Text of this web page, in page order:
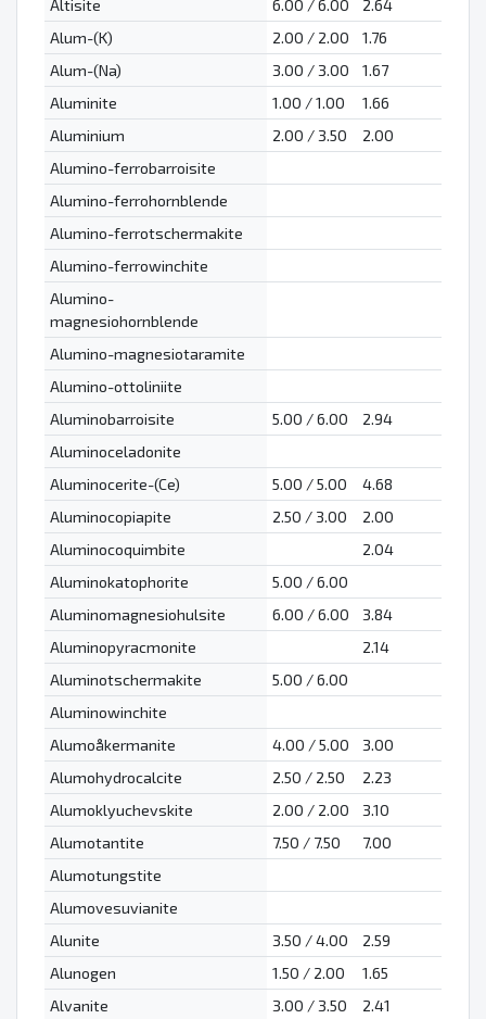
Altisite 6.00 / 6.00
2.64
Alum-(K)
2.00 / 2.00
1.76
Alum-(Na)
3.00 / 3.00
1.67
Aluminite
1.00 / 1.00
1.66
Aluminium
2.00 / 3.50
2.00
Alumino-ferrobarroisite
Alumino-ferrohornblende
Alumino-ferrotschermakite
Alumino-ferrowinchite
Alumino-
magnesiohornblende
Alumino-magnesiotaramite
Alumino-ottoliniite
Aluminobarroisite
5.00 / 6.00
2.94
Aluminoceladonite
Aluminocerite-(Ce)
5.00 / 5.00
4.68
Aluminocopiapite
2.50 / 3.00
2.00
Aluminocoquimbite
2.04
Aluminokatophorite
5.00 / 6.00
Aluminomagnesiohulsite
6.00 / 6.00
3.84
Aluminopyracmonite
2.14
Aluminotschermakite
5.00 / 6.00
Aluminowinchite
Alumoåkermanite
4.00 / 5.00
3.00
Alumohydrocalcite
2.50 / 2.50
2.23
Alumoklyuchevskite
2.00 / 2.00
3.10
Alumotantite
7.50 / 7.50
7.00
Alumotungstite
Alumovesuvianite
Alunite
3.50 / 4.00
2.59
Alunogen
1.50 / 2.00
1.65
Alvanite
3.00 / 3.50
2.41